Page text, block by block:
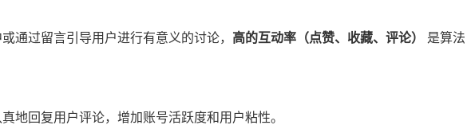
通过留言引导用户进行有意义的讨论，​ ​高的互动率（点赞、收藏、评论）​
​ 是算法
地回复用户评论，增加账号活跃度和用户粘性。